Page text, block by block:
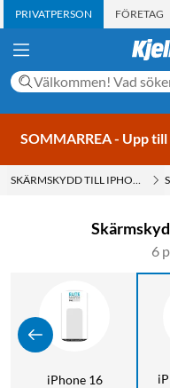
PRIVATPERSON FÖRETAG
SOMMARREA - Upp till
SKÄRMSKYDD TILL IPHONE
6
iPhone 16